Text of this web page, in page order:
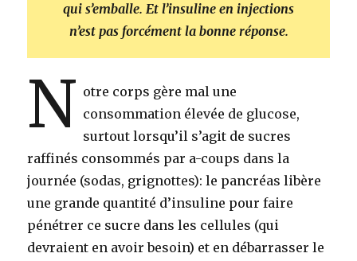
qui s’emballe. Et l’insuline en injections
n’est pas forcément la bonne réponse.
N otre corps gère mal une
consommation élevée de glucose,
surtout lorsqu’il s’agit de sucres
raffinés consommés par a-coups dans la
journée (sodas, grignottes): le pancréas libère
une grande quantité d’insuline pour faire
pénétrer ce sucre dans les cellules (qui
devraient en avoir besoin) et en débarrasser le